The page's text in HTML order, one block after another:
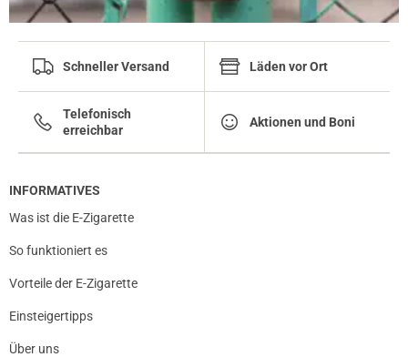
Schneller Versand Läden vor Ort
Telefonisch
erreichbar
Aktionen und Boni
INFORMATIVES
Was ist die E-Zigarette
So funktioniert es
Vorteile der E-Zigarette
Einsteigertipps
Über uns